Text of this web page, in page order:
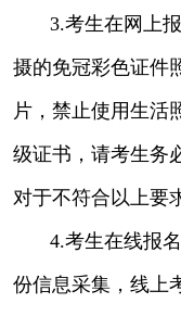
3.考生在网上
摄的免冠彩色证件
片，禁止使用生活
级证书，请考生务
对于不符合以上要
4.考生在线报
份信息采集，线上